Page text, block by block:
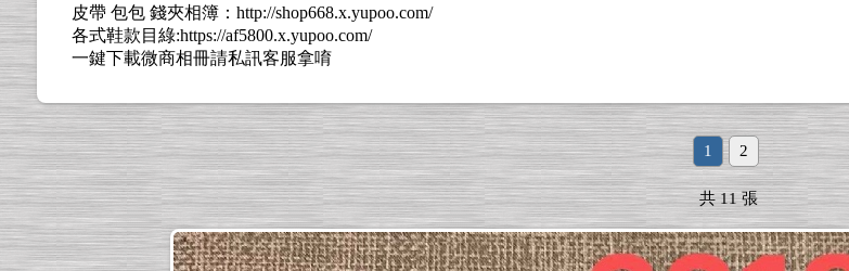
皮帶 包包 錢夾相簿：http://shop668.x.yupoo.com/
各式鞋款目綠:https://af5800.x.yupoo.com/
一鍵下載微商相冊請私訊客服拿唷
1 2
共 11 張